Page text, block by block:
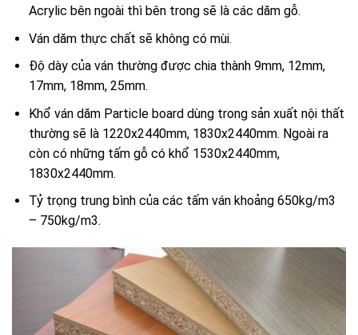
Acrylic bên ngoài thì bên trong sẽ là các dăm gỗ.
Ván dăm thực chất sẽ không có mùi.
Độ dày của ván thường được chia thành 9mm, 12mm,
17mm, 18mm, 25mm.
Khổ ván dăm Particle board dùng trong sản xuất nội thất
thường sẽ là 1220x2440mm, 1830x2440mm. Ngoài ra
còn có những tấm gỗ có khổ 1530x2440mm,
1830x2440mm.
Tỷ trọng trung bình của các tấm ván khoảng 650kg/m3
– 750kg/m3.